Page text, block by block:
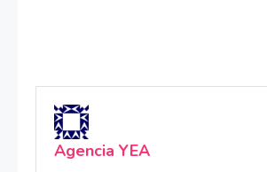
Agencia YEA